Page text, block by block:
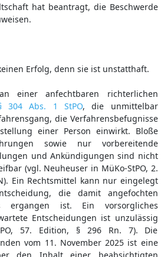
hat beantragt, die Beschwerde
Erfolg, denn sie ist unstatthaft.
einer anfechtbaren richterlichen
304 Abs. 1 StPO, die unmittelbar
die Verfahrensbefugnisse
einer Person einwirkt. Bloße
sowie nur vorbereitende
und Ankündigungen sind nicht
(vgl. Neuheuser in MüKo-StPO, 2.
Ein Rechtsmittel kann nur eingelegt
die damit angefochten
ergangen ist. Ein vorsorgliches
Entscheidungen ist unzulässig
57. Edition, § 296 Rn. 7). Die
vom 11. November 2025 ist eine
den Inhalt einer beabsichtigten